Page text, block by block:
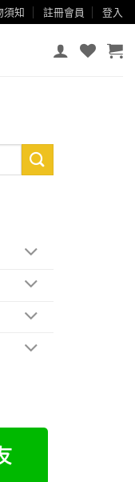
須知 註冊會員 登入